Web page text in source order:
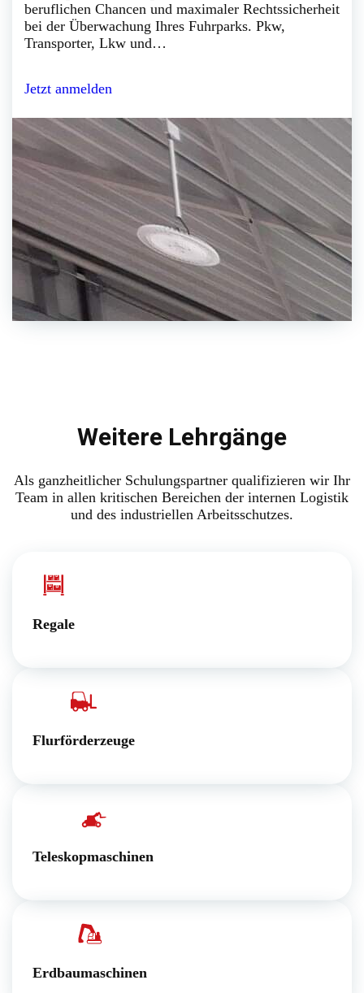
beruflichen Chancen und maximaler Rechtssicherheit
bei der Überwachung Ihres Fuhrparks. Pkw,
Transporter, Lkw und…
Jetzt anmelden
Weitere Lehrgänge
Als ganzheitlicher Schulungspartner qualifizieren wir Ihr
Team in allen kritischen Bereichen der internen Logistik
und des industriellen Arbeitsschutzes.
Regale
Flurförderzeuge
Teleskopmaschinen
Erdbaumaschinen